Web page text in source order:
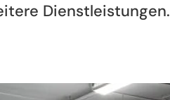
Dienstleistungen.